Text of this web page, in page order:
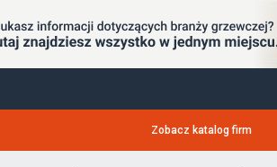
Zobacz katalog firm